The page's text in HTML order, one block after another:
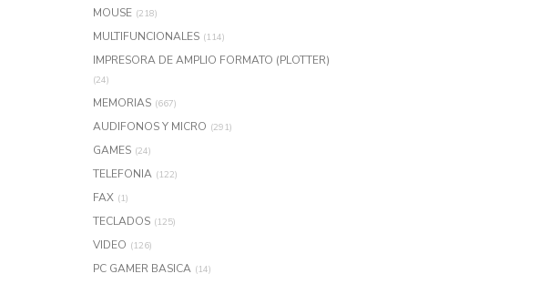
MOUSE (218)
MULTIFUNCIONALES (114)
IMPRESORA DE AMPLIO FORMATO (PLOTTER)
(24)
MEMORIAS (667)
AUDIFONOS Y MICRO (291)
GAMES (24)
TELEFONIA (122)
FAX (1)
TECLADOS (125)
VIDEO (126)
PC GAMER BASICA (14)